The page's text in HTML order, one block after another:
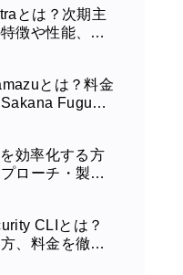
とは？次期主
徴や性能、公
とは？料金
Fugu・
違いを解説
効率化する方
ローチ・製造
ス・ツール比
CLIとは？
、料金を徹底